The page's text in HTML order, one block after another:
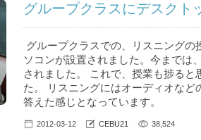
グループクラスにデスクト
グループクラスでの、リスニング
ソコンが設置されました。今までは
されました。 これで、授業も捗る
た。 リスニングにはオーディオな
答えた感じとなっています。
2012-03-12 CEBU21 38,524